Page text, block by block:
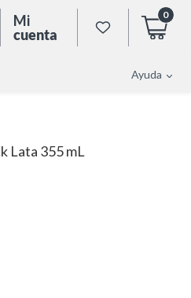
Mi
cuenta
0
Ayuda
Lata 355 mL